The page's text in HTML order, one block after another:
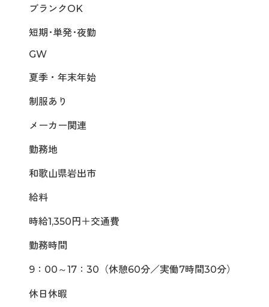
ブランクOK
短期･単発･夜勤
GW
夏季・年末年始
制服あり
メーカー関連
勤務地
和歌山県岩出市
給料
時給1,350円＋交通費
勤務時間
9：00～17：30（休憩60分／実働7時間30分）
休日休暇